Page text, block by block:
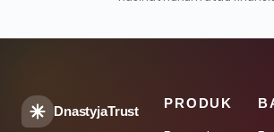
DnastyjaTrust
PRODUK